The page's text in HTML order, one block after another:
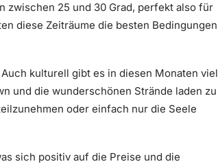
zwischen 25 und 30 Grad, perfekt also für
diese Zeiträume die besten Bedingungen
kulturell gibt es in diesen Monaten viel
und die wunderschönen Strände laden zu
oder einfach nur die Seele
sich positiv auf die Preise und die